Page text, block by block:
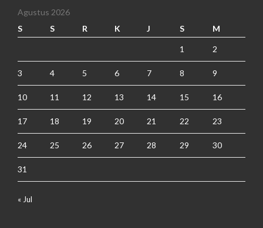
Agustus 2026
S
S R K J S M
1 2
3 4 5 6 7 8 9
10 11 12 13 14 15 16
17 18 19 20 21 22 23
24 25 26 27 28 29 30
31
« Jul